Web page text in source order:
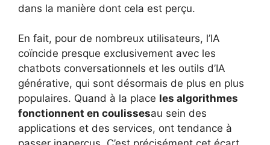
dans la manière dont cela est perçu.
En fait, pour de nombreux utilisateurs, l’IA
coïncide presque exclusivement avec les
chatbots conversationnels et les outils d’IA
générative, qui sont désormais de plus en plus
populaires. Quand à la place les algorithmes
fonctionnent en coulissesau sein des
applications et des services, ont tendance à